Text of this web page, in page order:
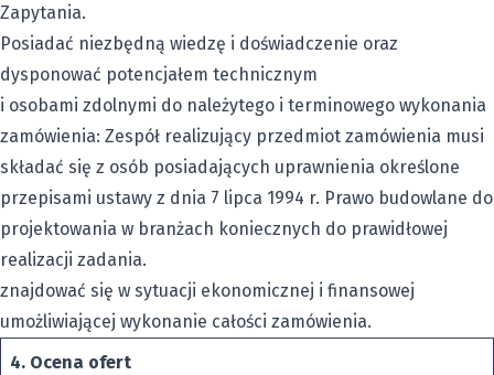
Zapytania.
Posiadać niezbędną wiedzę i doświadczenie oraz
dysponować potencjałem technicznym
i osobami zdolnymi do należytego i terminowego wykonania
zamówienia: Zespół realizujący przedmiot zamówienia musi
składać się z osób posiadających uprawnienia określone
przepisami ustawy z dnia 7 lipca 1994 r. Prawo budowlane do
projektowania w branżach koniecznych do prawidłowej
realizacji zadania.
znajdować się w sytuacji ekonomicznej i finansowej
umożliwiającej wykonanie całości zamówienia.
4. Ocena ofert